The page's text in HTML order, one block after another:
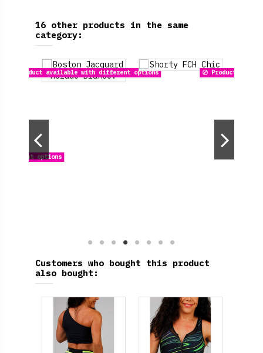
16 other products in the same
category:
options
Product available with different options
Product
Customers who bought this product
also bought: